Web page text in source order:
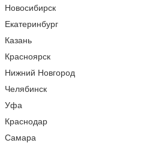
Новосибирск
Екатеринбург
Казань
Красноярск
Нижний Новгород
Челябинск
Уфа
Краснодар
Самара